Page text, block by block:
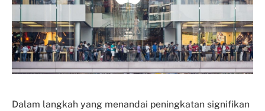
Dalam langkah yang menandai peningkatan signifikan